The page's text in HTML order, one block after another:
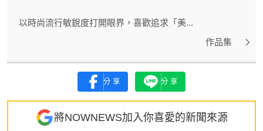
以時尚流行敏銳度打開眼界，喜歡追求「美...
作品集
分享 分享
將NOWNEWS加入你喜愛的新聞來源